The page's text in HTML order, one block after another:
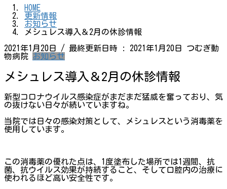
HOME
更新情報
お知らせ
メシュレス導入＆2月の休診情報
2021年1月20日
/ 最終更新日時 : 2021年1月20日
つむぎ動
物病院
お知らせ
メシュレス導入＆2月の休診情報
新型コロナウイルス感染症がまだまだ猛威を奮っており、気
の抜けない日々が続いていますね。
当院では日々の感染対策として、メシュレスという消毒薬を
使用しています。
この消毒薬の優れた点は、1度塗布した場所では1週間、抗
菌、抗ウイルス効果が持続すること、そして口腔内の治療に
使われるほど高い安全性です。